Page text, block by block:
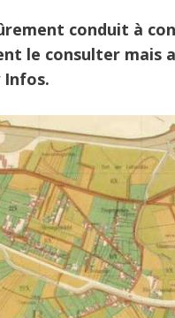
conduit à
le consulter mais
Infos.